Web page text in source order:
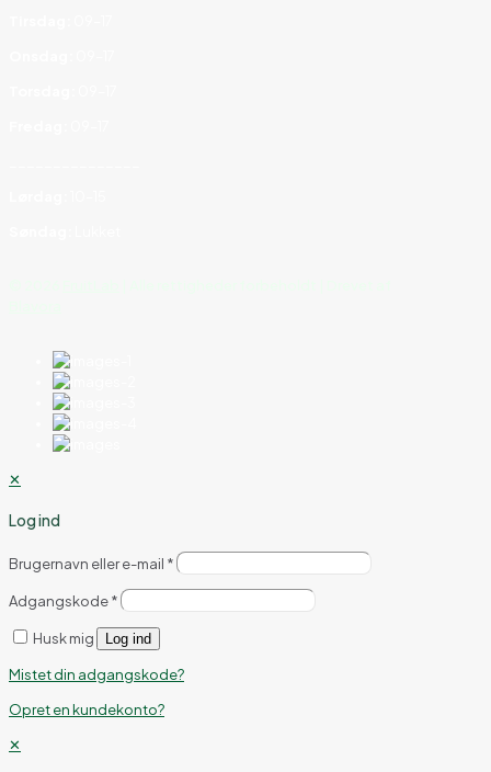
✕
Log ind
Brugernavn eller e-mail *
Adgangskode*
Husk mig Log ind
Mistet din adgangskode?
Opret en kundekonto?
✕